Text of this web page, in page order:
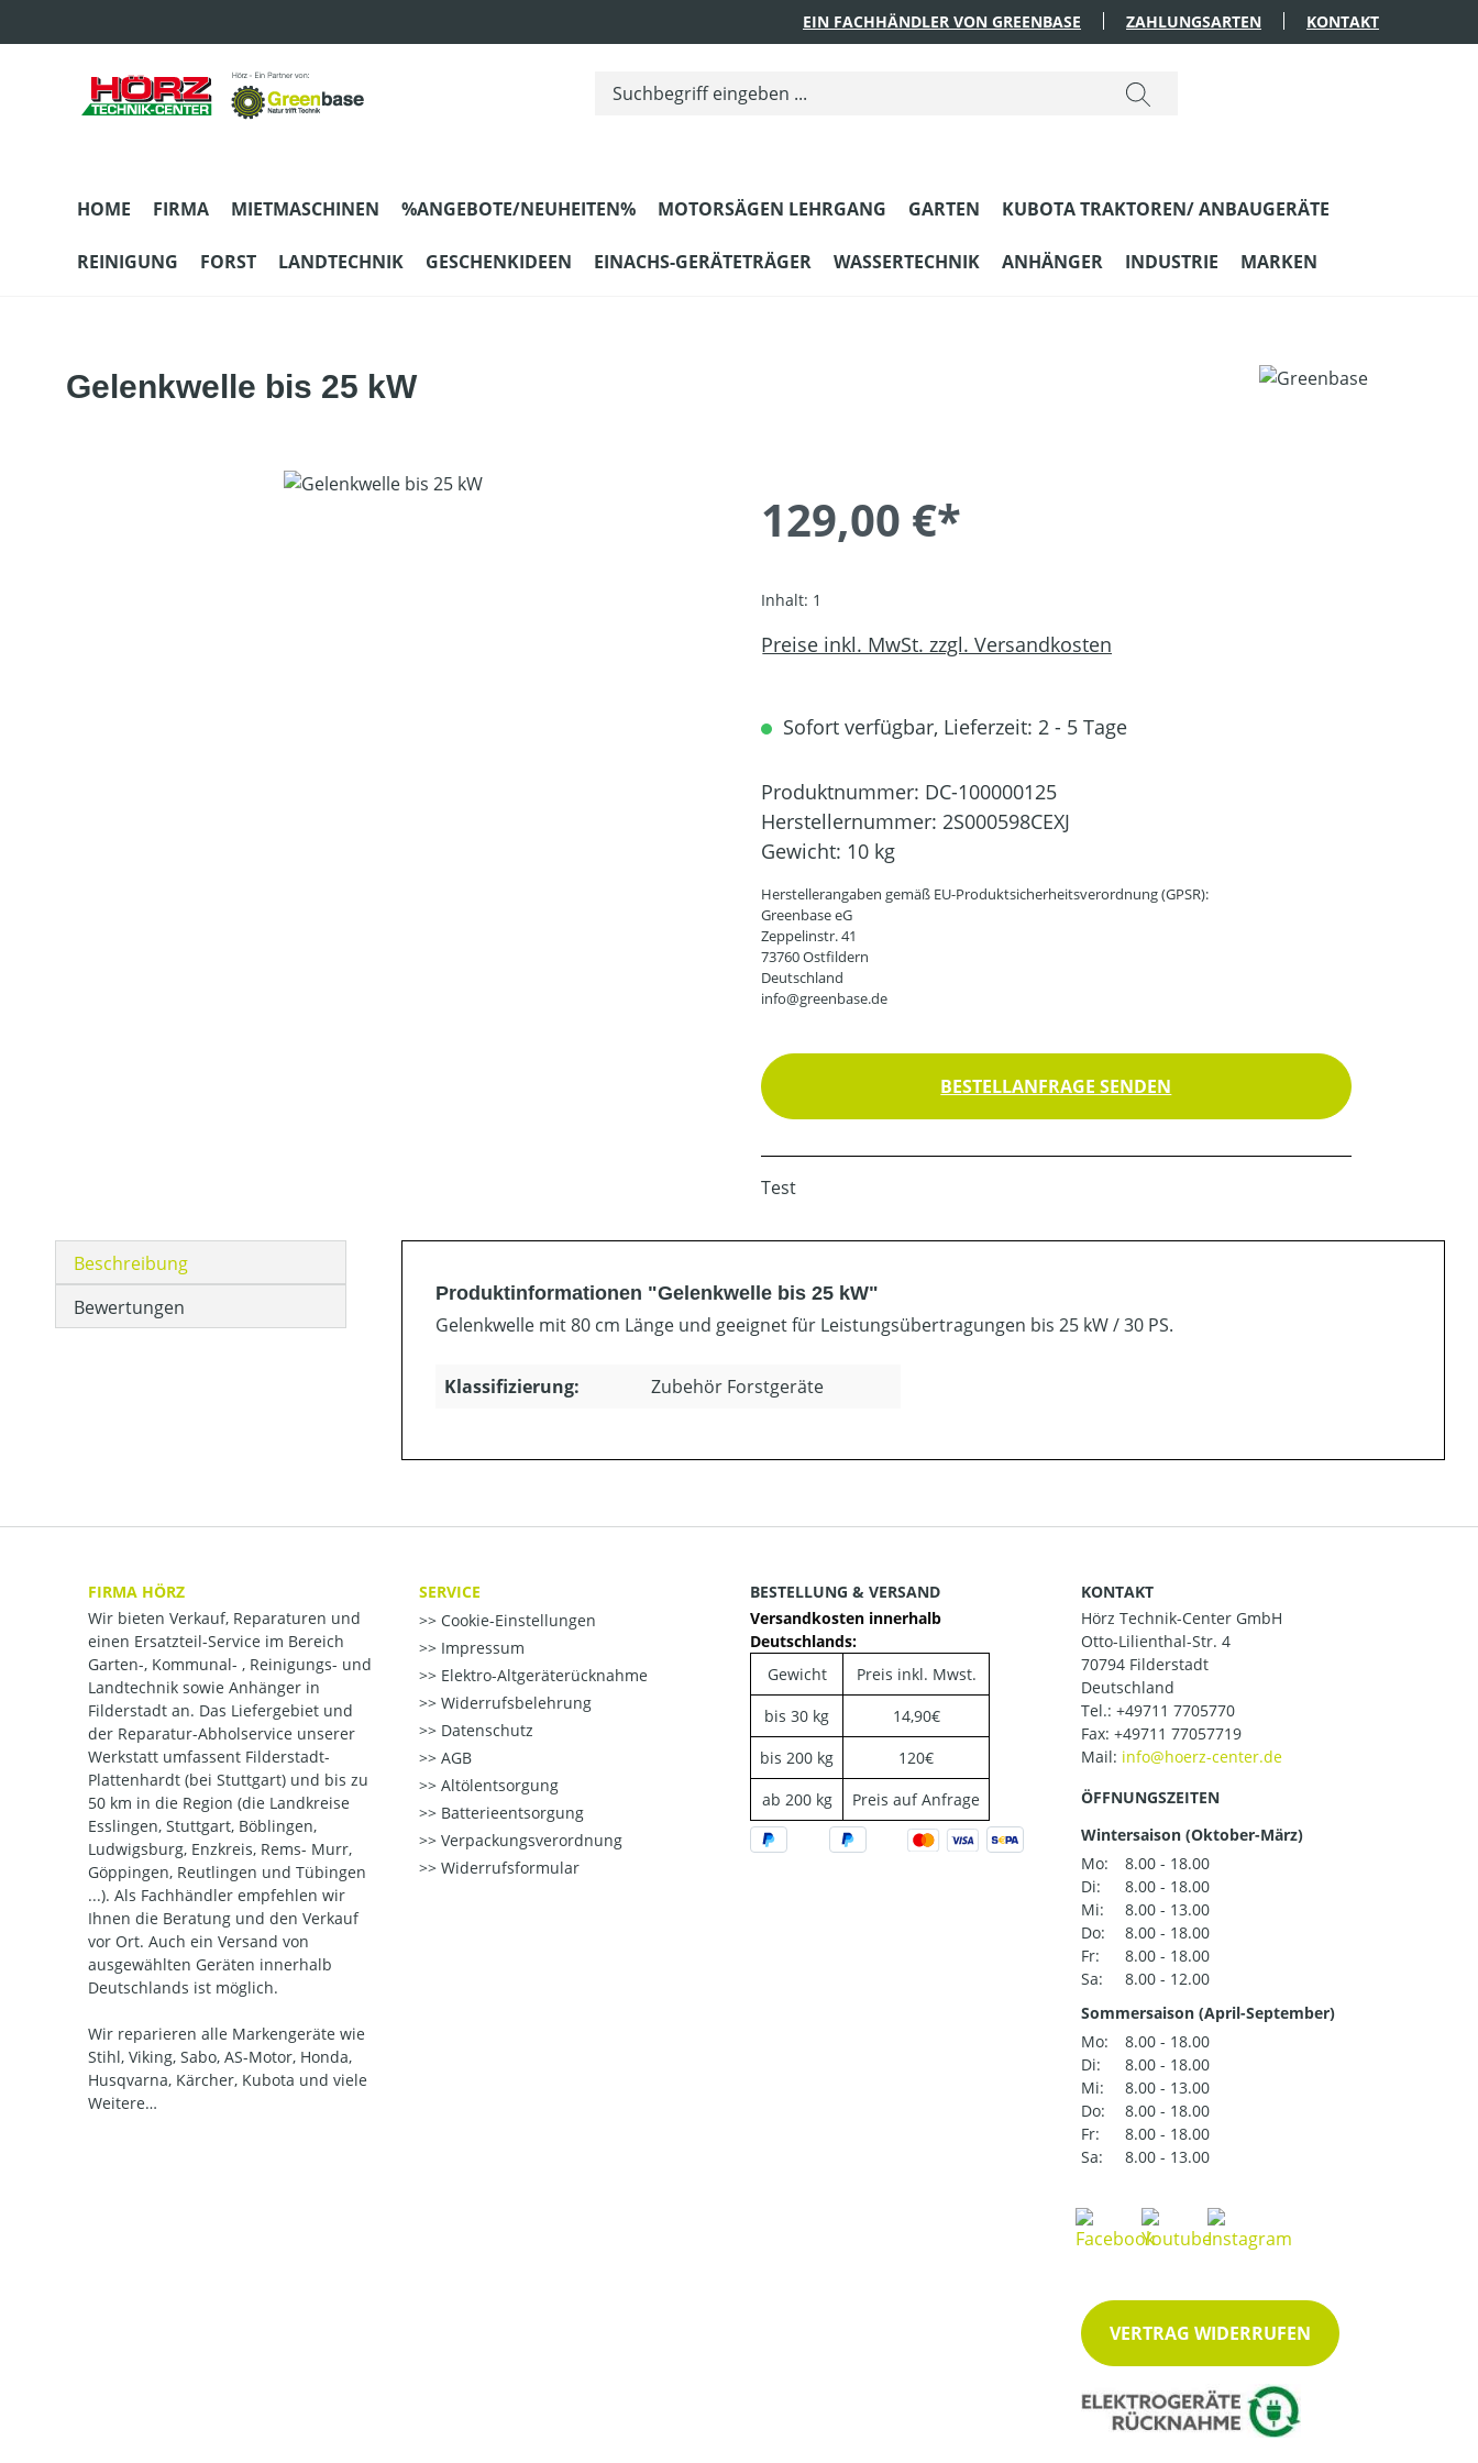
EIN FACHHÄNDLER VON GREENBASE ZAHLUNGSARTEN KONTAKT
HOME FIRMA MIETMASCHINEN %ANGEBOTE/NEUHEITEN% MOTORSÄGEN LEHRGANG GARTEN KUBOTA TRAKTOREN/ ANBAUGERÄTE
REINIGUNG FORST LANDTECHNIK GESCHENKIDEEN EINACHS-GERÄTETRÄGER WASSERTECHNIK ANHÄNGER INDUSTRIE MARKEN
Gelenkwelle bis 25 kW
129,00 €*
Inhalt: 1
Preise inkl. MwSt. zzgl. Versandkosten
Sofort verfügbar, Lieferzeit: 2 - 5 Tage
Produktnummer: DC-100000125
Herstellernummer: 2S000598CEXJ
Gewicht: 10 kg
Herstellerangaben gemäß EU-Produktsicherheitsverordnung (GPSR):
Greenbase eG
Zeppelinstr. 41
73760 Ostfildern
Deutschland
info@greenbase.de
BESTELLANFRAGE SENDEN
Test
Beschreibung
Bewertungen
Produktinformationen "Gelenkwelle bis 25 kW"
Gelenkwelle mit 80 cm Länge und geeignet für Leistungsübertragungen bis 25 kW / 30 PS.
Klassifizierung: Zubehör Forstgeräte
FIRMA HÖRZ
Wir bieten Verkauf, Reparaturen und
einen Ersatzteil-Service im Bereich
Garten-, Kommunal- , Reinigungs- und
Landtechnik sowie Anhänger in
Filderstadt an. Das Liefergebiet und
der Reparatur-Abholservice unserer
Werkstatt umfassent Filderstadt-
Plattenhardt (bei Stuttgart) und bis zu
50 km in die Region (die Landkreise
Esslingen, Stuttgart, Böblingen,
Ludwigsburg, Enzkreis, Rems- Murr,
Göppingen, Reutlingen und Tübingen
...). Als Fachhändler empfehlen wir
Ihnen die Beratung und den Verkauf
vor Ort. Auch ein Versand von
ausgewählten Geräten innerhalb
Deutschlands ist möglich.
Wir reparieren alle Markengeräte wie
Stihl, Viking, Sabo, AS-Motor, Honda,
Husqvarna, Kärcher, Kubota und viele
Weitere…
SERVICE
Cookie-Einstellungen
Impressum
Elektro-Altgeräterücknahme
Widerrufsbelehrung
Datenschutz
AGB
Altölentsorgung
Batterieentsorgung
Verpackungsverordnung
Widerrufsformular
BESTELLUNG & VERSAND
Versandkosten innerhalb
Deutschlands:
Gewicht
Preis inkl. Mwst.
bis 30 kg
14,90€
bis 200 kg
120€
ab 200 kg
Preis auf Anfrage
KONTAKT
Hörz Technik-Center GmbH
Otto-Lilienthal-Str. 4
70794 Filderstadt
Deutschland
Tel.: +49711 7705770
Fax: +49711 77057719
Mail:
ÖFFNUNGSZEITEN
Wintersaison (Oktober-März)
Mo:
8.00 - 18.00
Di:
8.00 - 18.00
Mi:
8.00 - 13.00
Do:
8.00 - 18.00
Fr:
8.00 - 18.00
Sa:
8.00 - 12.00
Sommersaison (April-September)
Mo:
8.00 - 18.00
Di:
8.00 - 18.00
Mi:
8.00 - 13.00
Do:
8.00 - 18.00
Fr:
8.00 - 18.00
Sa:
8.00 - 13.00
VERTRAG WIDERRUFEN